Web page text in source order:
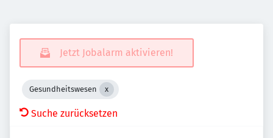
Jetzt Jobalarm aktivieren!
Gesundheitswesen
Suche zurücksetzen